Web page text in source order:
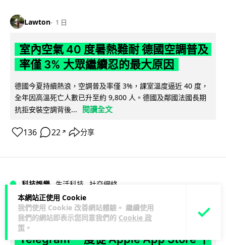
本網站正使用 Cookie
我們使用 Cookie 改善網站體驗。 繼續使用
我們的網站即表示您同意我們的 Cookie 政
策 。
Lawton 1 日
室內空氣 40 度暑熱難耐 德國空調普及
率僅 3% 大眾繼續忍的最大原因
德國今夏持續熱浪，空調普及率僅 3%，課室溫度逼近 40 度，
全年因高溫死亡人數已升至約 9,800 人。德國及鄰國法國長期
抗拒安裝空調背後...
閱讀全文
136 22 ↗ 分享
科技娛樂 生活科技 社交網絡
Lawton 1 日
Telegram 一度從 Apple App Store 下